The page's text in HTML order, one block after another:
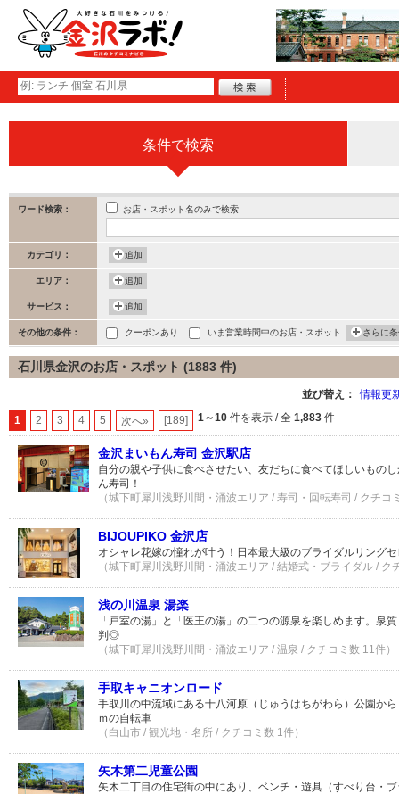
条件で検索
ワード検索： お店・スポット名のみで検索
カテゴリ： 追加
エリア： 追加
サービス： 追加
その他の条件： クーポンあり いま営業時間中のお店・スポット さらに
石川県金沢のお店・スポット (1883 件)
並び替え： 情報更
1 2 3 4 5 次へ» [189] 1～10 件を表示 / 全 1,883 件
金沢まいもん寿司 金沢駅店
自分の親や子供に食べさせたい、友だちに食べてほしいもの
ん寿司！
（城下町犀川浅野川間・涌波エリア / 寿司・回転寿司 / クチコ
BIJOUPIKO 金沢店
オシャレ花嫁の憧れが叶う！日本最大級のブライダルリング
（城下町犀川浅野川間・涌波エリア / 結婚式・ブライダル / ク
浅の川温泉 湯楽
「戸室の湯」と「医王の湯」の二つの源泉を楽しめます。泉
判◎
（城下町犀川浅野川間・涌波エリア / 温泉 / クチコミ数 11件）
手取キャニオンロード
手取川の中流域にある十八河原（じゅうはちがわら）公園か
ｍの自転車
（白山市 / 観光地・名所 / クチコミ数 1件）
矢木第二児童公園
矢木二丁目の住宅街の中にあり、ベンチ・遊具（すべり台・